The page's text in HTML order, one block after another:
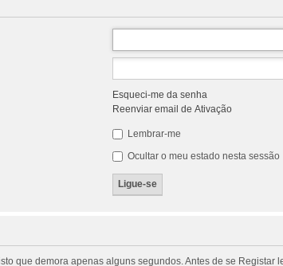
Esqueci-me da senha
Reenviar email de Ativação
Lembrar-me
Ocultar o meu estado nesta sessão
que demora apenas alguns segundos. Antes de se